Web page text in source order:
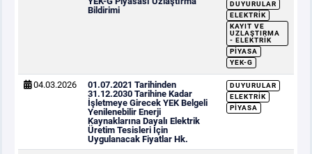
Bildirimi
DUYURULAR
ELEKTRIK
KAYIT VE
UZLAŞTIRMA
- ELEKTRIK
PIYASA
YEK-G
04.03.2026
01.07.2021 Tarihinden
31.12.2030 Tarihine Kadar
İşletmeye Girecek YEK Belgeli
Yenilenebilir Enerji
Kaynaklarına Dayalı Elektrik
Üretim Tesisleri İçin
Uygulanacak Fiyatlar Hk.
DUYURULAR
ELEKTRIK
PIYASA